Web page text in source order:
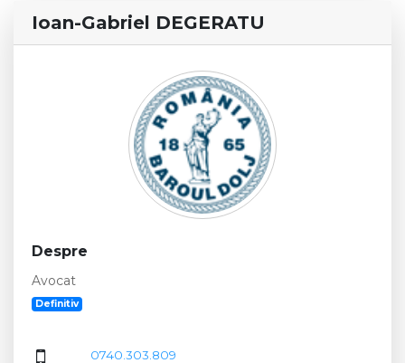
Ioan-Gabriel DEGERATU
Despre
Avocat
Definitiv
0740.303.809